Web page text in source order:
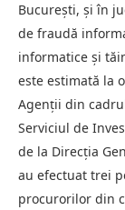
București, și în
de fraudă
informatice și
este estimată la
Agenții din
Serviciul de
de la Direcția
au efectuat trei
procurorilor din